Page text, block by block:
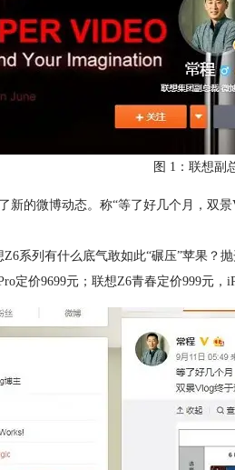
图 1：联想副
新的微博动态。称“等了好几个月，双
列有什么底气敢如此“碾压”苹果？抛
定价9699元；联想Z6青春定价999元，